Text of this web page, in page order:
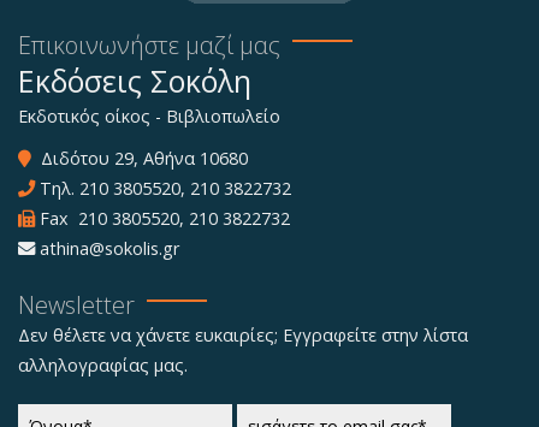
Επικοινωνήστε μαζί μας
Εκδόσεις Σοκόλη
Εκδοτικός οίκος - Βιβλιοπωλείο
Διδότου 29, Αθήνα 10680
Τηλ. 210 3805520, 210 3822732
Fax 210 3805520, 210 3822732
athina@sokolis.gr
Newsletter
Δεν θέλετε να χάνετε ευκαιρίες; Εγγραφείτε στην λίστα
αλληλογραφίας μας.